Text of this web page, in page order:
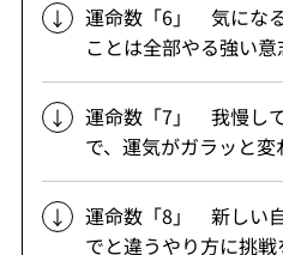
運命数「6」 気にな
ことは全部やる強い意
運命数「7」 我慢し
で、運気がガラッと変
運命数「8」 新しい
でと違うやり方に挑戦